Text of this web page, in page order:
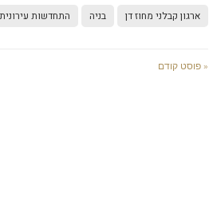
ארגון קבלני מחוז דן בניה התחדשות עירונית
« פוסט קודם